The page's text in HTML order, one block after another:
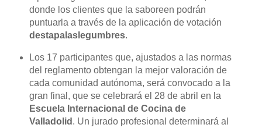
donde los clientes que la saboreen podrán
puntuarla a través de la aplicación de votación
destapalaslegumbres.
Los 17 participantes que, ajustados a las normas
del reglamento obtengan la mejor valoración de
cada comunidad autónoma, será convocado a la
gran final, que se celebrará el 28 de abril en la
Escuela Internacional de Cocina de
Valladolid . Un jurado profesional determinará al